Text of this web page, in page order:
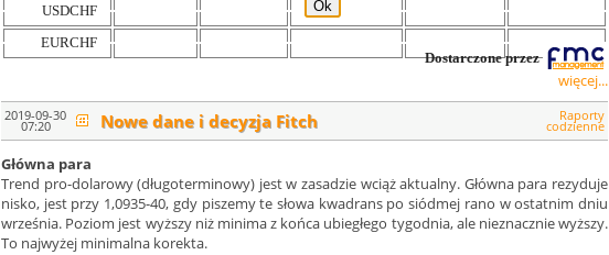
więcej...
2019-09-30
07:20 Nowe dane i decyzja Fitch Raporty
codzienne
Główna para
Trend pro-dolarowy (długoterminowy) jest w zasadzie wciąż aktualny. Główna para rezyduje
nisko, jest przy 1,0935-40, gdy piszemy te słowa kwadrans po siódmej rano w ostatnim dniu
września. Poziom jest wyższy niż minima z końca ubiegłego tygodnia, ale nieznacznie wyższy.
To najwyżej minimalna korekta.